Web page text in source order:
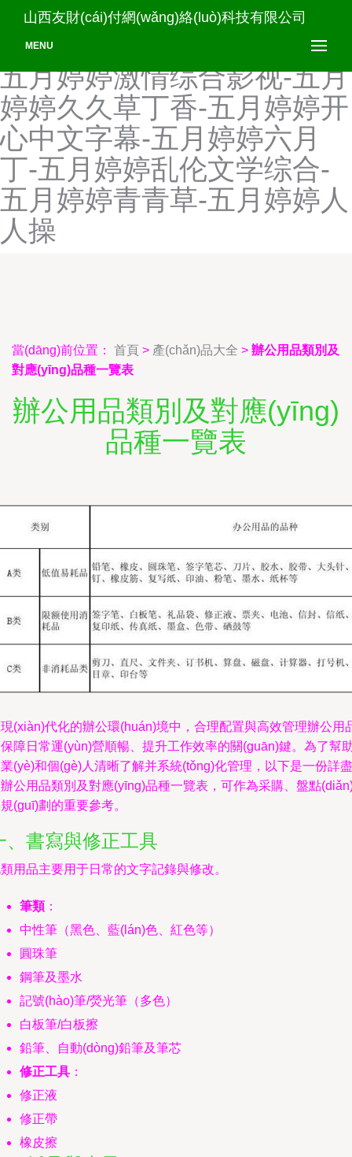
五月婷婷狠狠撸-五月婷婷激
情射-五月婷婷激情综合网-
五月婷婷激情综合影视-五月
婷婷久久草丁香-五月婷婷开
心中文字幕-五月婷婷六月
丁-五月婷婷乱伦文学综合-
五月婷婷青青草-五月婷婷人
人操
山西友財(cái)付網(wǎng)絡(luò)科技有限公司
MENU
當(dāng)前位置： 首頁 > 產(chǎn)品大全 > 辦公用品類別及
對應(yīng)品種一覽表
辦公用品類別及對應(yīng)
品種一覽表
(xiàn)代化的辦公環(huán)境中，合理配置與高效管理辦公用
障日常運(yùn)營順暢、提升工作效率的關(guān)鍵。為了幫
(yè)和個(gè)人清晰了解并系統(tǒng)化管理，以下是一份詳盡
公用品類別及對應(yīng)品種一覽表，可作為采購、盤點
(guī)劃的重要參考。
、書寫與修正工具
用品主要用于日常的文字記錄與修改。
筆類：
中性筆（黑色、藍(lán)色、紅色等）
圓珠筆
鋼筆及墨水
記號(hào)筆/熒光筆（多色）
白板筆/白板擦
鉛筆、自動(dòng)鉛筆及筆芯
修正工具 ：
修正液
修正帶
橡皮擦